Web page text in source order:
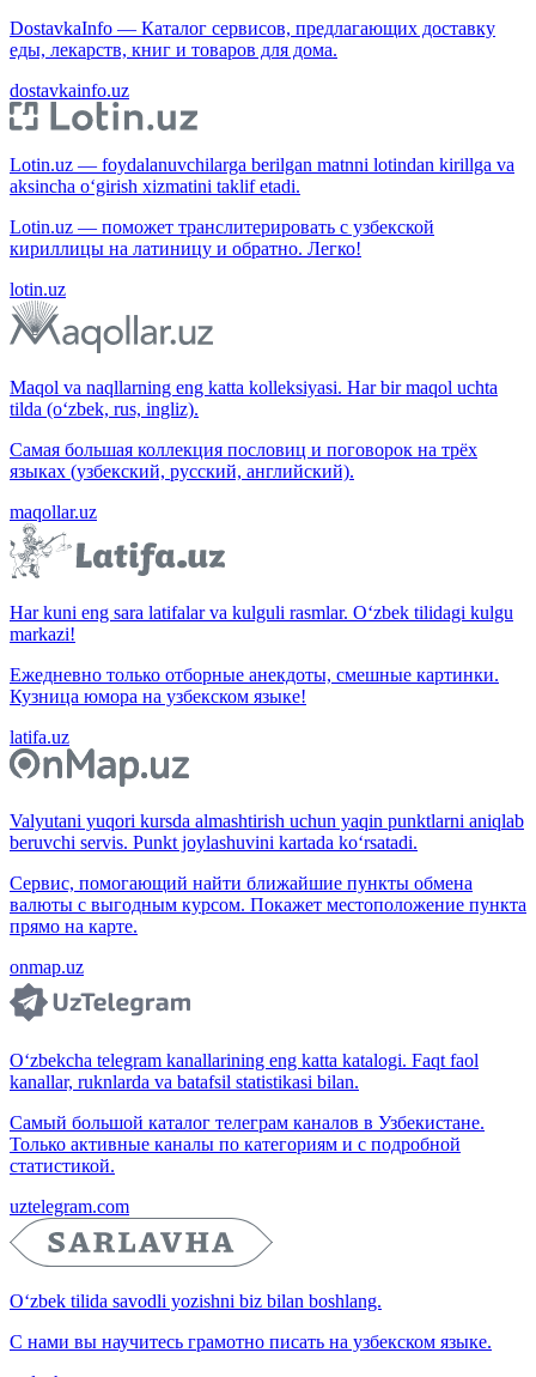
DostavkaInfo — Каталог сервисов, предлагающих доставку
еды, лекарств, книг и товаров для дома.
dostavkainfo.uz
Lotin.uz — foydalanuvchilarga berilgan matnni lotindan kirillga va
aksincha o‘girish xizmatini taklif etadi.
Lotin.uz — поможет транслитерировать с узбекской
кириллицы на латиницу и обратно. Легко!
lotin.uz
Maqol va naqllarning eng katta kolleksiyasi. Har bir maqol uchta
tilda (o‘zbek, rus, ingliz).
Самая большая коллекция пословиц и поговорок на трёх
языках (узбекский, русский, английский).
maqollar.uz
Har kuni eng sara latifalar va kulguli rasmlar. O‘zbek tilidagi kulgu
markazi!
Ежедневно только отборные анекдоты, смешные картинки.
Кузница юмора на узбекском языке!
latifa.uz
Valyutani yuqori kursda almashtirish uchun yaqin punktlarni aniqlab
beruvchi servis. Punkt joylashuvini kartada ko‘rsatadi.
Сервис, помогающий найти ближайшие пункты обмена
валюты с выгодным курсом. Покажет местоположение пункта
прямо на карте.
onmap.uz
O‘zbekcha telegram kanallarining eng katta katalogi. Faqt faol
kanallar, ruknlarda va batafsil statistikasi bilan.
Самый большой каталог телеграм каналов в Узбекистане.
Только активные каналы по категориям и с подробной
статистикой.
uztelegram.com
O‘zbek tilida savodli yozishni biz bilan boshlang.
С нами вы научитесь грамотно писать на узбекском языке.